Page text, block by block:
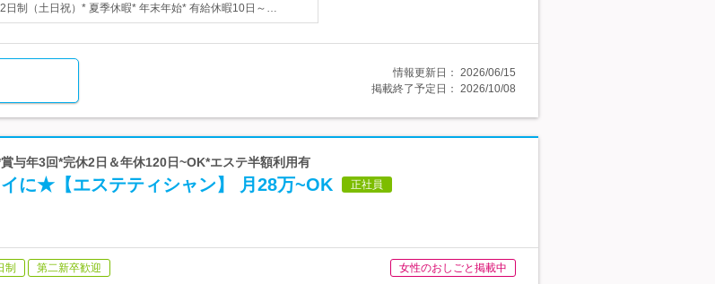
日制（土日祝）* 夏季休暇* 年末年始* 有給休暇10日～…
情報更新日： 2026/06/15
掲載終了予定日： 2026/10/08
与年3回*完休2日＆年休120日~OK*エステ半額利用有
に★【エステティシャン】 月28万~OK 正社員
制 第二新卒歓迎 女性のおしごと掲載中